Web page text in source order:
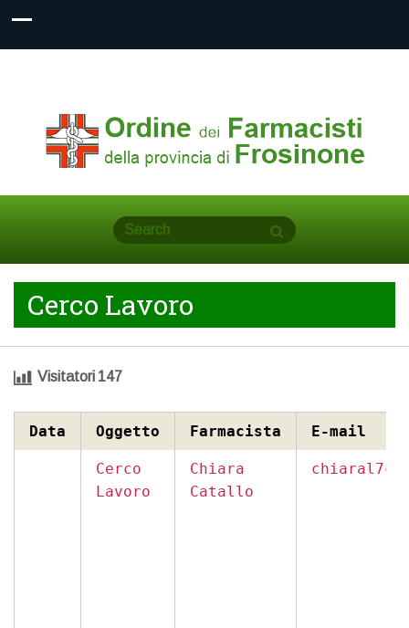
Cerco Lavoro
Visitatori 147
Data Oggetto Farmacista E-mail
Cerco
Lavoro
Chiara
Catallo